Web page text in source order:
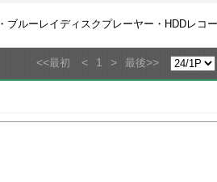
ブルーレイディスクプレーヤー・HDDレコ
<<最初 < 1 > 最後>>